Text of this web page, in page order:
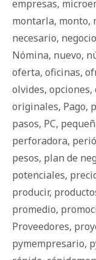
empresas,
montarla, monto,
necesario, negocio
Nómina, nuevo,
oferta, oficinas,
olvides, opciones,
originales, Pago,
pasos, PC,
perforadora,
pesos, plan de
potenciales,
producir,
promedio,
Proveedores,
pymempresario,